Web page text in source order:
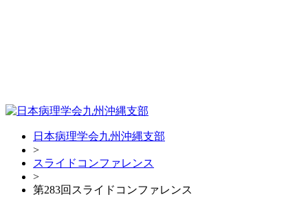
日本病理学会九州沖縄支部
>
スライドコンファレンス
>
第283回スライドコンファレンス